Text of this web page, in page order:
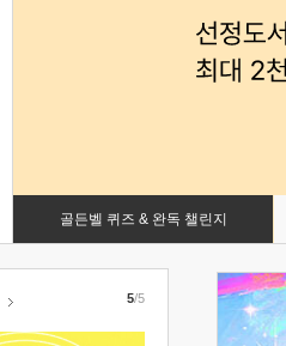
골든벨 퀴즈 & 완독 챌린지
5/5